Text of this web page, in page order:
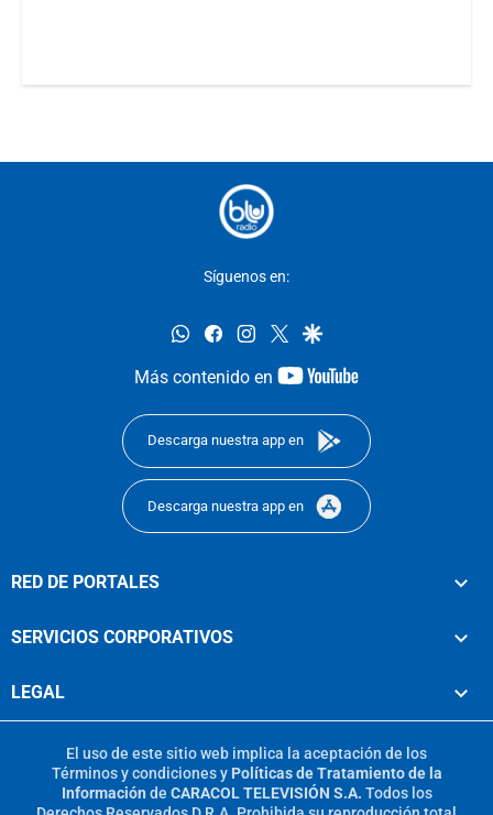
Síguenos en:
whatsappfacebookinstagram
twittergoogle
Más contenido en
youtube-
Descarga nuestra app en
Descarga nuestra app en
RED DE PORTALES
SERVICIOS CORPORATIVOS
LEGAL
El uso de este sitio web implica la aceptación de los
Términos y condicionesy Políticas de Tratamiento de la
Información de CARACOL TELEVISIÓN S.A. Todos los